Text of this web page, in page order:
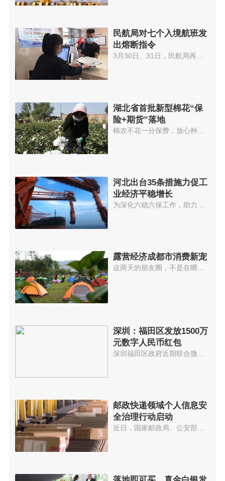
民航局对七个入境航班发
出熔断指令
3月30日、31日，民航局再发熔断...
湖北省首批新型棉花“保
险+期货”落地
河北出台35条措施力促工
业经济平稳增长
露营经济成都市消费新宠
深圳：福田区发放1500万
元数字人民币红包
邮政快递领域个人信息安
全治理行动启动